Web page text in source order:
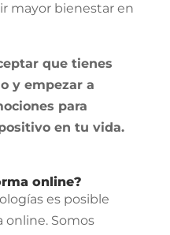
mayor bienestar en
que tienes
y empezar a
para
en tu vida.
online?
es posible
online. Somos